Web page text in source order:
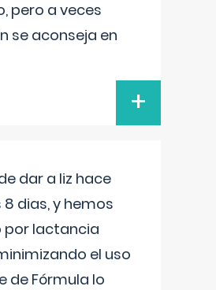
pero a veces
se aconseja en
+
dar a liz hace
dias, y hemos
lactancia
el uso
de Fórmula lo